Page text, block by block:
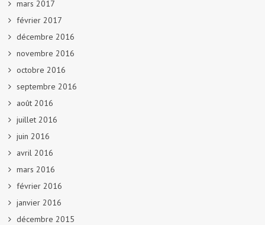
mars 2017
février 2017
décembre 2016
novembre 2016
octobre 2016
septembre 2016
août 2016
juillet 2016
juin 2016
avril 2016
mars 2016
février 2016
janvier 2016
décembre 2015